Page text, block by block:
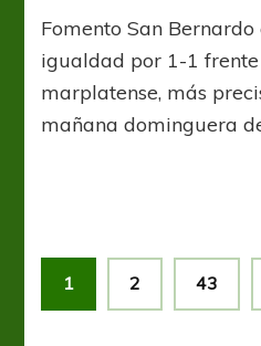
Fomento San Bernardo
igualdad por 1-1
marplatense, más
mañana dominguera
Paginación
de
Página
1 Página
2 Página
43